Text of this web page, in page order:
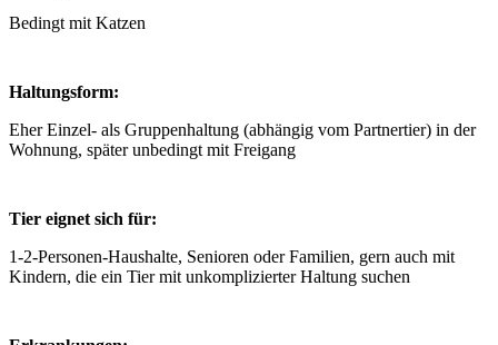
Bedingt mit Katzen
Haltungsform:
Eher Einzel- als Gruppenhaltung (abhängig vom Partnertier) in der
Wohnung, später unbedingt mit Freigang
Tier eignet sich für:
1-2-Personen-Haushalte, Senioren oder Familien, gern auch mit
Kindern, die ein Tier mit unkomplizierter Haltung suchen